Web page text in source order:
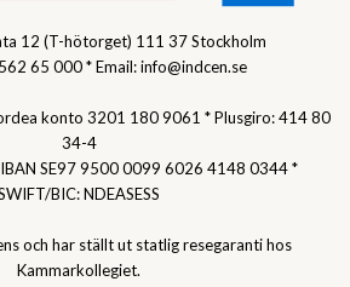
12 (T-hötorget) 111 37 Stockholm
65 000 * Email: info@indcen.se
konto 3201 180 9061 * Plusgiro: 414 80
34-4
SE97 9500 0099 6026 4148 0344 *
BIC: NDEASESS
och har ställt ut statlig resegaranti hos
Kammarkollegiet.